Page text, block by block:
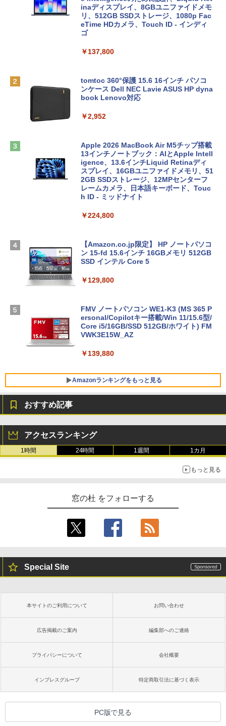
inaディスプレイ、8GBユニファイドメモ
リ、512GB SSDストレージ、1080p Fac
eTime HDカメラ、Touch ID - インディ
ゴ
￥137,800
tomtoc 360°保護 15.6 16インチ パソコ
ンケース Dell NEC Lavie ASUS HP dyna
book Lenovo対応
￥2,952
Apple 2026 MacBook Air M5チップ搭載
13インチノートブック：AIとApple Intell
igence、13.6インチLiquid Retinaディ
スプレイ、16GBユニファイドメモリ、51
2GB SSDストレージ、12MPセンターフ
レームカメラ、日本語キーボード、Touc
h ID - ミッドナイト
￥224,800
【Amazon.co.jp限定】 HP ノートパソコ
ン 15-fd 15.6インチ 16GBメモリ 512GB
SSD インテル Core 5
￥129,800
FMV ノートパソコン WE1-K3 (MS 365 P
ersonal/Copilotキー搭載/Win 11/15.6型/
Core i5/16GB/SSD 512GB/ホワイト) FM
VWK3E15W_AZ
￥139,880
Amazonランキングをもっと見る
定バーチャルアイテムを含む】 【オンラ
インゲームコード】 ロブロックス | オン
ラインコード版
Robloxギフトカード - 1000 Robux 【限
定バーチャルアイテムを含む】 【オンラ
ラインコード版
￥1,600
Microsoft Office Home & Business 202
4(最新 永続版)|オンラインコード版|Wind
￥39,582
Robloxギフトカード - 2,000 Robux 【限
定バーチャルアイテムを含む】 【オンラ
インゲームコード】 ロブロックス | オン
ラインコード版
ト): Java & Bedrock Edition | オンライ
ンコード版
￥1,766
出す プロンプトの言葉 AI画像生成シリー
ズ (はぴーイラストLabo)
￥480
bデザイン入門講座［第2版］
￥1,292
方 マニュアル AI副業にもコンテンツ作成
￥99
ードウェア・市販ソフトウェアのパーフ
ェクトリストと最新エミュレータ紹介
ない、大きな画面で読みやすい、6週間持
続バッテリー、6インチディスプレイ電子
書籍リーダー、マッチャ、16GB、広告な
し
Kindle Paperwhite シグニチャーエディ
るさ自動調整、色調調節ライト、12週間
持続バッテリー、広告なし、メタリック
ブラック
￥27,980
ンチディスプレイ、色調調節ライト、12
週間持続バッテリー、広告なし、ブラッ
Amazon Kindle Colorsoft | 16GBストレ
ージ、防水、7インチカラーディスプレ
イ、色調調節ライト、最大8週間持続バッ
テリー、広告無し、ブラック (2025年発
売)
￥31,980
おすすめ記事
アクセスランキング
1時間 24時間 1週間 1カ月
もっと見る
窓の杜 をフォローする
Special Site
本サイトのご利用について お問い合わせ
広告掲載のご案内 編集部へのご連絡
プライバシーについて 会社概要
インプレスグループ 特定商取引法に基づく表示
PC版で見る